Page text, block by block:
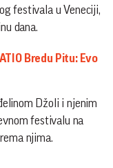
festivala u Veneciji,
dana.
Bredu Pitu: Evo
Džoli i njenim
festivalu na
njima.